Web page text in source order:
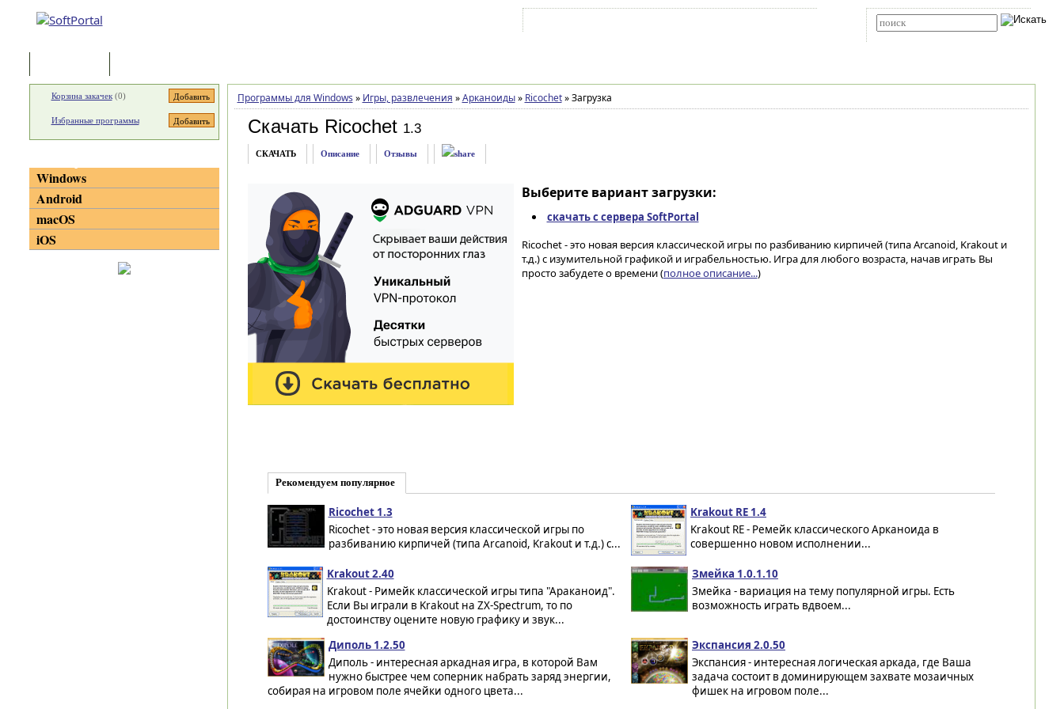
Программы для Windows » Игры, развлечения » Арканоиды » Ricochet »Загрузка
Скачать Ricochet 1.3
СКАЧАТЬ Описание Отзывы
Выберите вариант загрузки:
скачать с сервера SoftPortal
Ricochet - это новая версия классической игры по разбиванию кирпичей (типа Arcanoid, Krakout и
т.д.) с изумительной графикой и играбельностью. Игра для любого возраста, начав играть Вы
просто забудете о времени (полное описание...)
Рекомендуем популярное
Ricochet 1.3
Ricochet - это новая версия классической игры по
разбиванию кирпичей (типа Arcanoid, Krakout и т.д.) с...
Krakout RE 1.4
Krakout RE - Ремейк классического Арканоида в
совершенно новом исполнении...
Krakout 2.40
Krakout - Римейк классической игры типа "Араканоид".
Если Вы играли в Krakout на ZX-Spectrum, то по
достоинству оцените новую графику и звук...
Змейка 1.0.1.10
Змейка - вариация на тему популярной игры. Есть
возможность играть вдвоем...
Диполь 1.2.50
Диполь - интересная аркадная игра, в которой Вам
нужно быстрее чем соперник набрать заряд энергии,
собирая на игровом поле ячейки одного цвета...
Экспансия 2.0.50
Экспансия - интересная логическая аркада, где Ваша
задача состоит в доминирующем захвате мозаичных
фишек на игровом поле...
Корзина закачек(0)
Избранные программы
Windows
Android
macOS
iOS